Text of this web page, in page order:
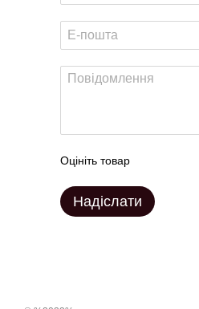
Оцініть товар
Надіслати